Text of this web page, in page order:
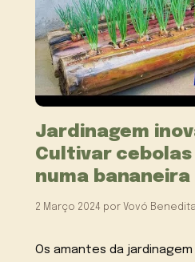
Jardinagem
Cultivar
numa bananeira
2 Março 2024 por Vovó
Os amantes da